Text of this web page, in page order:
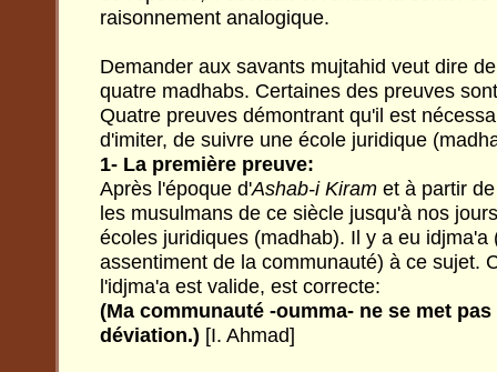
raisonnement analogique.
Demander aux savants mujtahid veut dire
quatre madhabs. Certaines des preuves
Quatre preuves démontrant qu'il est
d'imiter, de suivre une école juridique
1- La première preuve:
Après l'époque d'Ashab-i Kiram et à partir
les musulmans de ce siècle jusqu'à nos
écoles juridiques (madhab). Il y a eu idjma'a
assentiment de la communauté) à ce sujet.
l'idjma'a est valide, est correcte:
(Ma communauté -oumma- ne se met
déviation.) [I. Ahmad]